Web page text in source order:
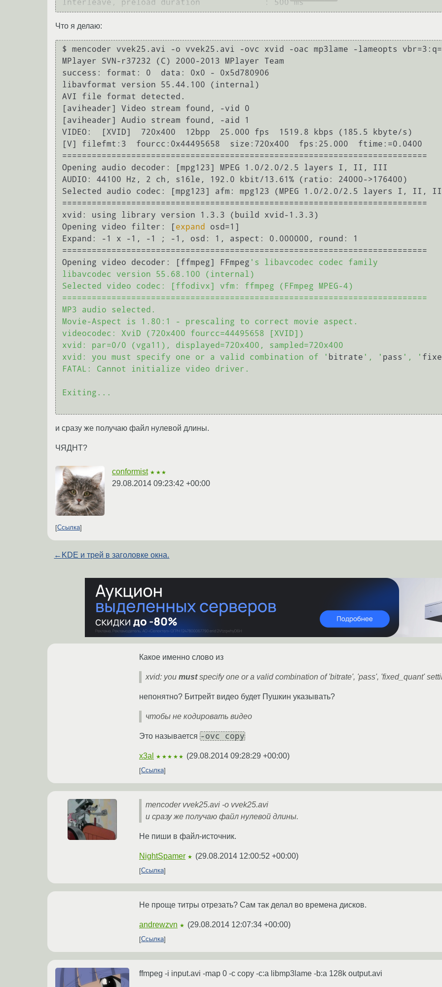
Что я делаю:
$ mencoder vvek25.avi -o vvek25.avi -ovc xvid -oac mp3lame -lameopts
MPlayer SVN-r37232 (C) 2000-2013 MPlayer Team
success: format: 0  data: 0x0 - 0x5d780906
libavformat version 55.44.100 (internal)
AVI file format detected.
[aviheader] Video stream found, -vid 0
[aviheader] Audio stream found, -aid 1
VIDEO:  [XVID]  720x400  12bpp  25.000 fps  1519.8 kbps (185.5 kbyte/s)
[V] filefmt:3  fourcc:0x44495658  size:720x400  fps:25.000  ftime:=0.0400
==========================================================================
Opening audio decoder: [mpg123] MPEG 1.0/2.0/2.5 layers I, II, III
AUDIO: 44100 Hz, 2 ch, s16le, 192.0 kbit/13.61% (ratio: 24000->176400)
Selected audio codec: [mpg123] afm: mpg123 (MPEG 1.0/2.0/2.5 layers I, II,
==========================================================================
xvid: using library version 1.3.3 (build xvid-1.3.3)
Opening video filter: [expand
osd=1]
Expand: -1 x -1, -1 ; -1, osd: 1, aspect: 0.000000, round: 1
==========================================================================
Opening video decoder: [ffmpeg] FFmpeg 's libavcodec codec family
libavcodec version 55.68.100 (internal)
Selected video codec: [ffodivx] vfm: ffmpeg (FFmpeg MPEG-4)
==========================================================================
MP3 audio selected.
Movie-Aspect is 1.80:1 - prescaling to correct movie aspect.
videocodec: XviD (720x400 fourcc=44495658 [XVID])
xvid: par=0/0 (vga11), displayed=720x400, sampled=720x400
xvid: you must specify one or a valid combination of ' bitrate ', ' pass ', '
FATAL: Cannot initialize video driver.
Exiting...
и сразу же получаю файл нулевой длины.
ЧЯДНТ?
conformist ★★★
29.08.2014 09:23:42 +00:00
Ссылка
← KDE и трей в заголовке окна.
Какое именно слово из
xvid: you mustspecify one or a valid combination of 'bitrate', 'pass', 'fixed_quant'
непонятно? Битрейт видео будет Пушкин указывать?
чтобы не кодировать видео
Это называется -ovc copy
x3al ★★★★★ (29.08.2014 09:28:29 +00:00)
Ссылка
mencoder vvek25.avi -o vvek25.avi
и сразу же получаю файл нулевой длины.
Не пиши в файл-источник.
NightSpamer ★ (29.08.2014 12:00:52 +00:00)
Ссылка
Не проще титры отрезать? Сам так делал во времена дисков.
andrewzvn ★ (29.08.2014 12:07:34 +00:00)
Ссылка
ffmpeg -i input.avi -map 0 -c copy -c:a libmp3lame -b:a 128k output.avi